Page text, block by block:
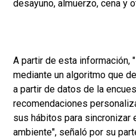
desayuno, almuerzo, cena y
A partir de esta información,
mediante un algoritmo que
a partir de datos de la
recomendaciones
sus hábitos para sincronizar
ambiente", señaló por su